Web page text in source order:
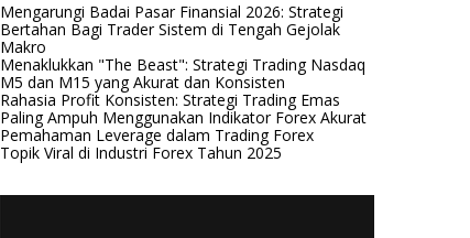
Mengarungi Badai Pasar Finansial 2026: Strategi
Bertahan Bagi Trader Sistem di Tengah Gejolak
Makro
Menaklukkan "The Beast": Strategi Trading Nasdaq
M5 dan M15 yang Akurat dan Konsisten
Rahasia Profit Konsisten: Strategi Trading Emas
Paling Ampuh Menggunakan Indikator Forex Akurat
Pemahaman Leverage dalam Trading Forex
Topik Viral di Industri Forex Tahun 2025